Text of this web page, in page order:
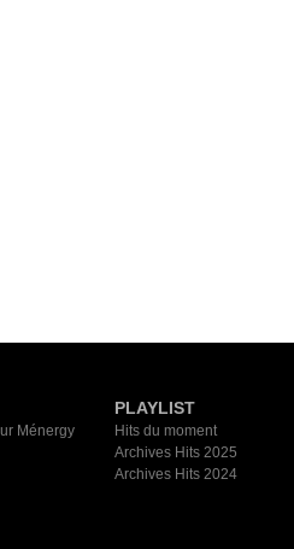
Ménergy
PLAYLIST
Hits du moment
Archives Hits 2025
Archives Hits 2024